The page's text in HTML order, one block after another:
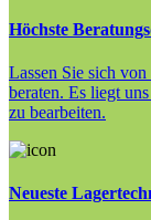
Höchste
Lassen Sie sich
beraten. Es liegt
zu bearbeiten.
Neueste